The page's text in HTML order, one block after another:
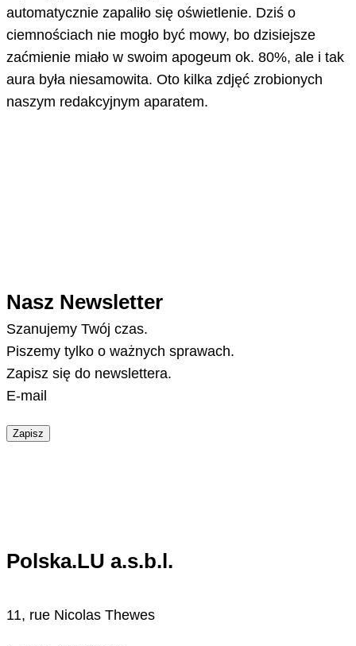
automatycznie zapaliło się oświetlenie. Dziś o
ciemnościach nie mogło być mowy, bo dzisiejsze
zaćmienie miało w swoim apogeum ok. 80%, ale i tak
aura była niesamowita. Oto kilka zdjęć zrobionych
naszym redakcyjnym aparatem.
Nasz Newsletter
Szanujemy Twój czas.
Piszemy tylko o ważnych sprawach.
Zapisz się do newslettera.
E-mail
Zapisz
Polska.LU a.s.b.l.
11, rue Nicolas Thewes